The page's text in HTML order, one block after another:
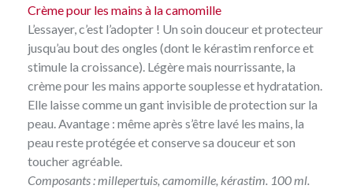
Crème pour les mains à la camomille
L’essayer, c’est l’adopter ! Un soin douceur et protecteur
jusqu’au bout des ongles (dont le kérastim renforce et
stimule la croissance). Légère mais nourrissante, la
crème pour les mains apporte souplesse et hydratation.
Elle laisse comme un gant invisible de protection sur la
peau. Avantage : même après s’être lavé les mains, la
peau reste protégée et conserve sa douceur et son
toucher agréable.
Composants : millepertuis, camomille, kérastim. 100 ml.